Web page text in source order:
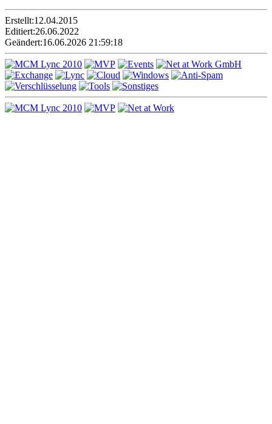
Erstellt:12.04.2015
Editiert:26.06.2022
Geändert:16.06.2026 21:59:18